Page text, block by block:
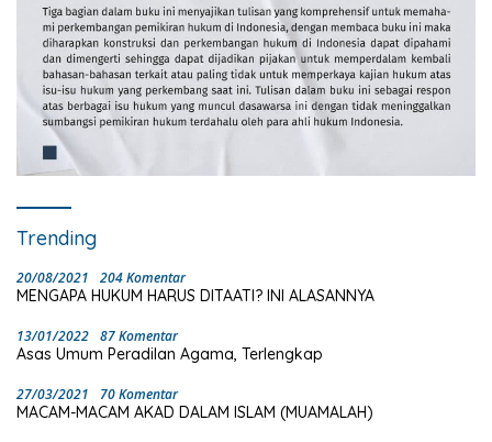
Trending
20/08/2021 204 Komentar
MENGAPA HUKUM HARUS DITAATI? INI ALASANNYA
13/01/2022 87 Komentar
Asas Umum Peradilan Agama, Terlengkap
27/03/2021 70 Komentar
MACAM-MACAM AKAD DALAM ISLAM (MUAMALAH)